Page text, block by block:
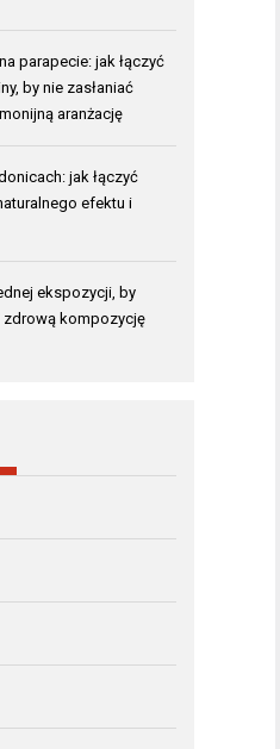
parapecie: jak łączyć
by nie zasłaniać
aranżację
jak łączyć
efektu i
ekspozycji, by
zdrową kompozycję